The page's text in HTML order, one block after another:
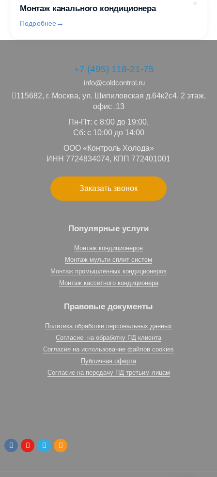
Монтаж канального кондиционера
Подробнее
+7 (495) 118-21-75
info@coldcontrol.ru
115682, г. Москва, ул. Шипиловская д.64к2с4, 2 этаж,
офис .13
Пн-Пт: с 8:00 до 19:00,
Сб: с 10:00 до 14:00
ООО «Контроль Холода»
ИНН 7724834074, КПП 772401001
Заказать звонок
Популярные услуги
Монтаж кондиционеров
Монтаж мульти сплит систем
Монтаж промышленных кондиционеров
Монтаж кассетного кондиционера
Правовые документы
Политика обработки персональных данных
Согласие на обработку ПД клиента
Согласие на использование файлов cookies
Публичная оферта
Согласие на передачу ПД третьим лицам